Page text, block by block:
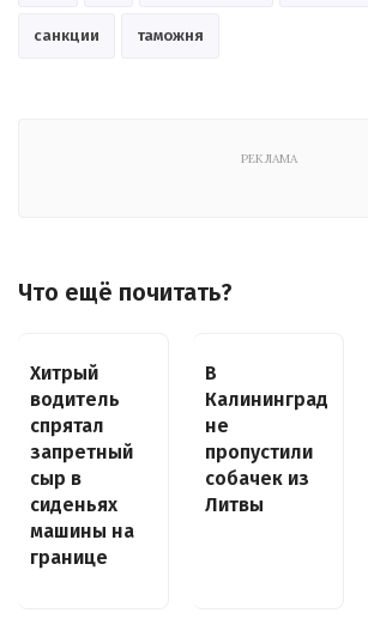
санкции таможня
РЕКЛАМА
Что ещё почитать?
Хитрый
водитель
спрятал
запретный
сыр в
сиденьях
машины на
границе
В
Калининград
не
пропустили
собачек из
Литвы